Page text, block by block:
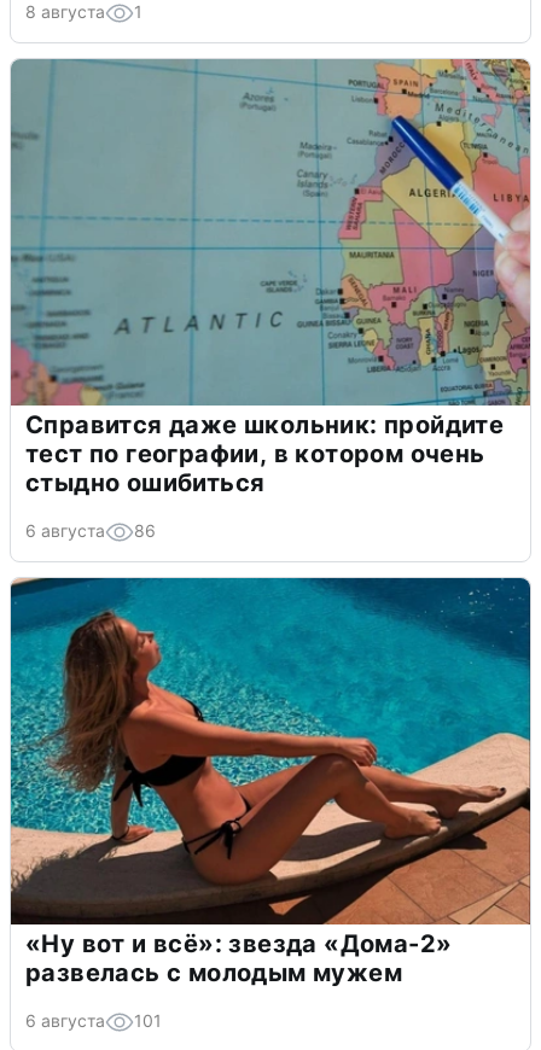
8 августа 1
Справится даже школьник: пройдите
тест по географии, в котором очень
стыдно ошибиться
6 августа 86
«Ну вот и всё»: звезда «Дома-2»
развелась с молодым мужем
6 августа 101